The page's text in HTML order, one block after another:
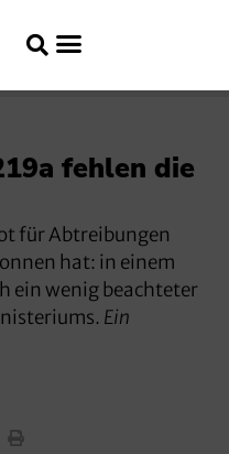
fehlen die
für Abtreibungen
hat: in einem
ein wenig beachteter
Ein